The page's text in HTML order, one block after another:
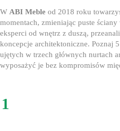
W ABI Meble od 2018 roku
momentach, zmieniając puste
eksperci od wnętrz z duszą,
koncepcje architektoniczne. Poznaj
ujętych w trzech głównych nurtach
wyposażyć je bez kompromisów
1